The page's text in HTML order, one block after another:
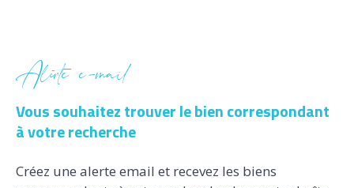
Alerte e-mail
Vous souhaitez trouver le bien correspondant
à votre recherche
Créez une alerte email et recevez les biens